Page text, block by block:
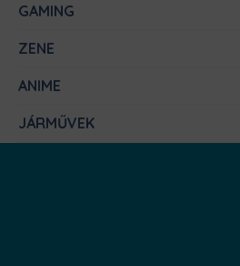
GAMING
ZENE
ANIME
JÁRMŰVEK